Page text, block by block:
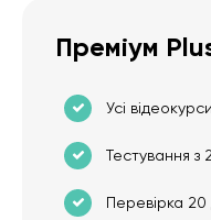
Преміум
Усі
Тестування з
Перевірка 20